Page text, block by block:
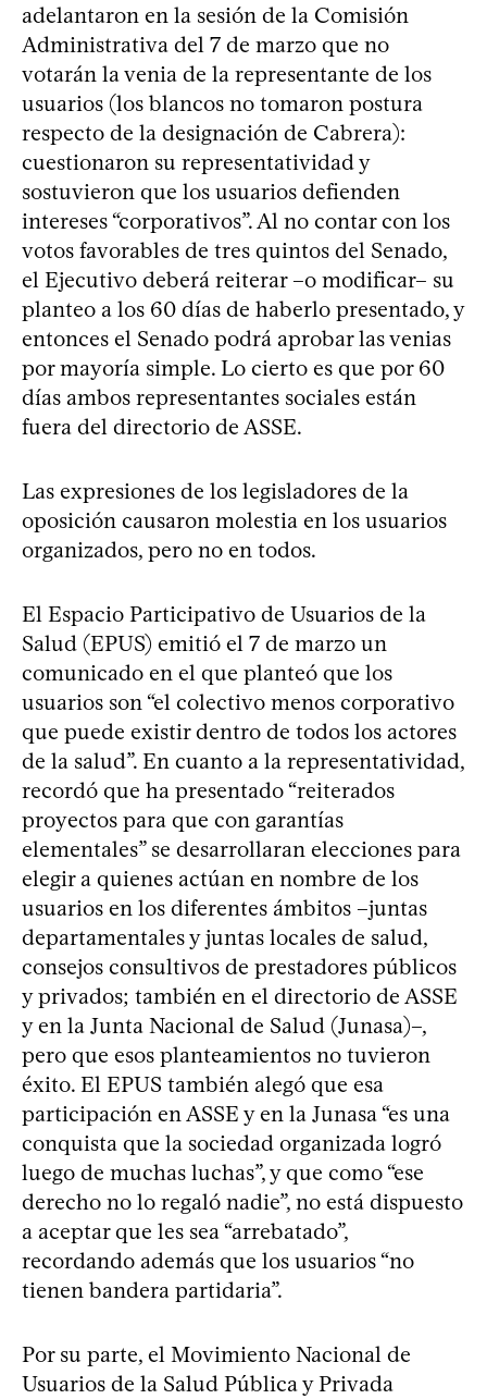
adelantaron en la sesión de la Comisión
Administrativa del 7 de marzo que no
votarán la venia de la representante de los
usuarios (los blancos no tomaron postura
respecto de la designación de Cabrera):
cuestionaron su representatividad y
sostuvieron que los usuarios defienden
intereses “corporativos”. Al no contar con los
votos favorables de tres quintos del Senado,
el Ejecutivo deberá reiterar –o modificar– su
planteo a los 60 días de haberlo presentado, y
entonces el Senado podrá aprobar las venias
por mayoría simple. Lo cierto es que por 60
días ambos representantes sociales están
fuera del directorio de ASSE.
Las expresiones de los legisladores de la
oposición causaron molestia en los usuarios
organizados, pero no en todos.
El Espacio Participativo de Usuarios de la
Salud (EPUS) emitió el 7 de marzo un
comunicado en el que planteó que los
usuarios son “el colectivo menos corporativo
que puede existir dentro de todos los actores
de la salud”. En cuanto a la representatividad,
recordó que ha presentado “reiterados
proyectos para que con garantías
elementales” se desarrollaran elecciones para
elegir a quienes actúan en nombre de los
usuarios en los diferentes ámbitos –juntas
departamentales y juntas locales de salud,
consejos consultivos de prestadores públicos
y privados; también en el directorio de ASSE
y en la Junta Nacional de Salud (Junasa)–,
pero que esos planteamientos no tuvieron
éxito. El EPUS también alegó que esa
participación en ASSE y en la Junasa “es una
conquista que la sociedad organizada logró
luego de muchas luchas”, y que como “ese
derecho no lo regaló nadie”, no está dispuesto
a aceptar que les sea “arrebatado”,
recordando además que los usuarios “no
tienen bandera partidaria”.
Por su parte, el Movimiento Nacional de
Usuarios de la Salud Pública y Privada